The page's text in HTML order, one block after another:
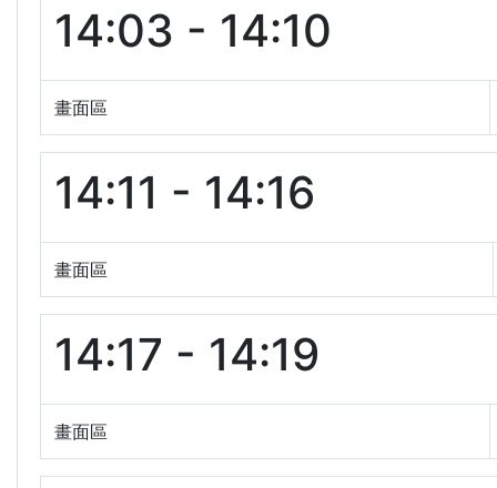
14:03 - 14:10
畫面區
14:11 - 14:16
畫面區
14:17 - 14:19
畫面區